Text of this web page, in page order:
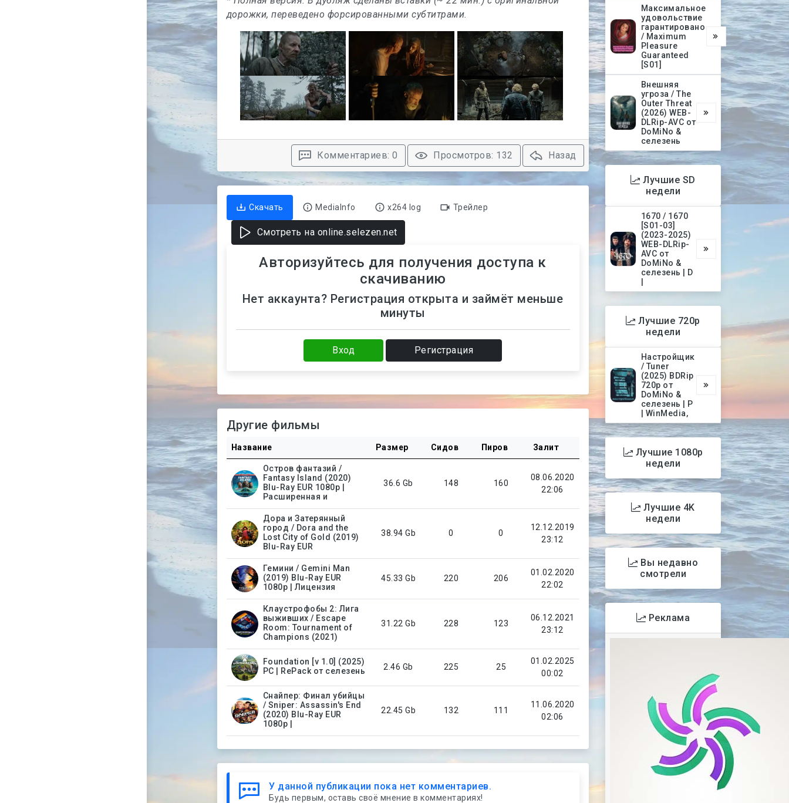
дорожки, переведено форсированными субтитрами.
Комментариев: 0 Просмотров: 132 Назад
Скачать MediaInfo x264 log Трейлер
Смотреть на online.selezen.net
Авторизуйтесь для получения доступа к
скачиванию
Нет аккаунта? Регистрация открыта и займёт меньше
минуты
Вход Регистрация
Другие фильмы
Название Размер Сидов Пиров Залит
Остров фантазий /
Fantasy Island (2020)
Blu-Ray EUR 1080p |
Расширенная и
36.6 Gb 148 160
08.06.2020
22:06
Дора и Затерянный
город / Dora and the
Lost City of Gold (2019)
Blu-Ray EUR
38.94 Gb 0 0
12.12.2019
23:12
Гемини / Gemini Man
(2019) Blu-Ray EUR
1080p | Лицензия
45.33 Gb 220 206
01.02.2020
22:02
Клаустрофобы 2: Лига
выживших / Escape
Room: Tournament of
Champions (2021)
31.22 Gb 228 123
06.12.2021
23:12
Foundation [v 1.0] (2025)
PC | RePack от селезень
2.46 Gb 225 25
01.02.2025
00:02
Снайпер: Финал убийцы
/ Sniper: Assassin's End
(2020) Blu-Ray EUR
1080p |
22.45 Gb 132 111
11.06.2020
02:06
У данной публикации пока нет комментариев.
Будь первым, оставь своё мнение в комментариях!
Максимальное
удовольствие
гарантировано
/ Maximum
Pleasure
Guaranteed
[S01]
Внешняя
угроза / The
Outer Threat
(2026) WEB-
DLRip-AVC от
DoMiNo &
селезень
Лучшие SD
недели
1670 / 1670
[S01-03]
(2023-2025)
WEB-DLRip-
AVC от
DoMiNo &
селезень | D
Лучшие 720p
недели
Настройщик
/ Tuner
(2025) BDRip
720p от
DoMiNo &
селезень | P
| WinMedia,
Лучшие 1080p
недели
Лучшие 4K
недели
Вы недавно
смотрели
Реклама